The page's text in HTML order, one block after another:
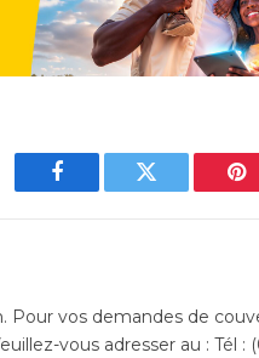
Facebook Twitter
Pour vos demandes de
vous adresser au : Tél :